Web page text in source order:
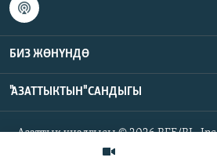
БИЗ ЖӨНҮНДӨ
"АЗАТТЫКТЫН" САНДЫГЫ
Азаттык үналгысы © 2026 RFE/RL,